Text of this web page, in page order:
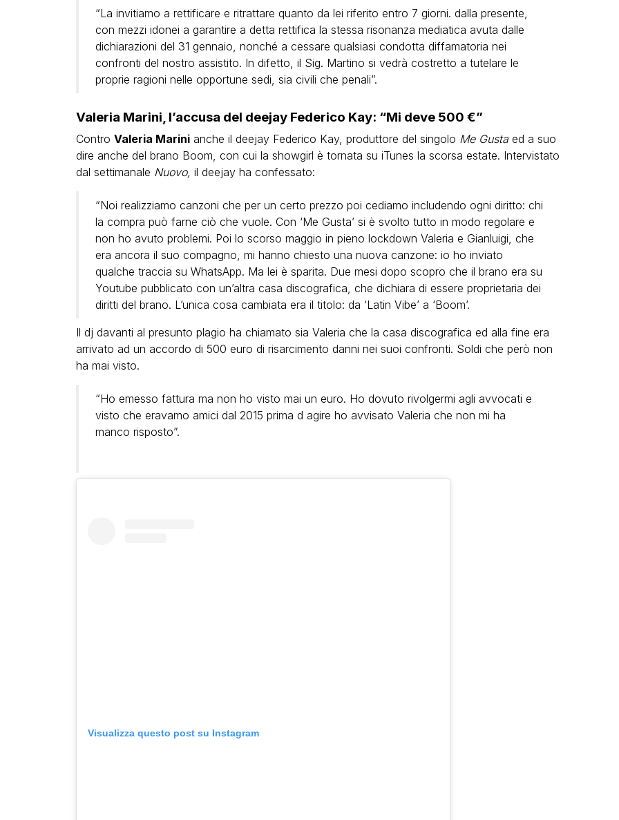
“La invitiamo a rettificare e ritrattare quanto da lei riferito entro 7 giorni. dalla presente,
con mezzi idonei a garantire a detta rettifica la stessa risonanza mediatica avuta dalle
dichiarazioni del 31 gennaio, nonché a cessare qualsiasi condotta diffamatoria nei
confronti del nostro assistito. In difetto, il Sig. Martino si vedrà costretto a tutelare le
proprie ragioni nelle opportune sedi, sia civili che penali”.
Valeria Marini, l’accusa del deejay Federico Kay: “Mi deve 500 €”
Contro Valeria Marinianche il deejay Federico Kay, produttore del singolo Me Gustaed a suo
dire anche del brano Boom, con cui la showgirl è tornata su iTunes la scorsa estate. Intervistato
dal settimanale Nuovo, il deejay ha confessato:
“Noi realizziamo canzoni che per un certo prezzo poi cediamo includendo ogni diritto: chi
la compra può farne ciò che vuole. Con ‘Me Gusta’ si è svolto tutto in modo regolare e
non ho avuto problemi. Poi lo scorso maggio in pieno lockdown Valeria e Gianluigi, che
era ancora il suo compagno, mi hanno chiesto una nuova canzone: io ho inviato
qualche traccia su WhatsApp. Ma lei è sparita. Due mesi dopo scopro che il brano era su
Youtube pubblicato con un’altra casa discografica, che dichiara di essere proprietaria dei
diritti del brano. L’unica cosa cambiata era il titolo: da ‘Latin Vibe’ a ‘Boom’.
Il dj davanti al presunto plagio ha chiamato sia Valeria che la casa discografica ed alla fine era
arrivato ad un accordo di 500 euro di risarcimento danni nei suoi confronti. Soldi che però non
ha mai visto.
“Ho emesso fattura ma non ho visto mai un euro. Ho dovuto rivolgermi agli avvocati e
visto che eravamo amici dal 2015 prima d agire ho avvisato Valeria che non mi ha
manco risposto”.
Visualizza questo post su Instagram